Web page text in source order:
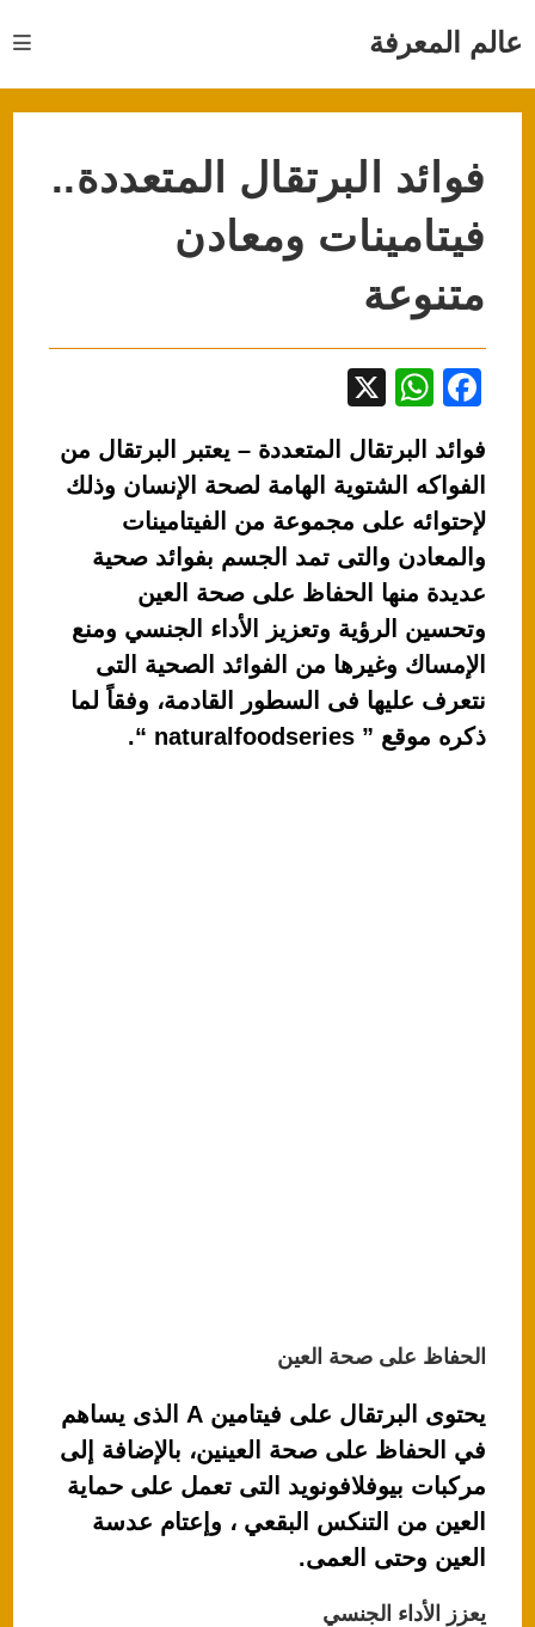
عالم المعرفة
فوائد البرتقال المتعددة..
فيتامينات ومعادن
متنوعة
F
c
e
b
o
o
k
W
at
s
A
p
p
فوائد البرتقال المتعددة – يعتبر البرتقال من
الفواكه الشتوية الهامة لصحة الإنسان وذلك
لإحتوائه على مجموعة من الفيتامينات
والمعادن والتى تمد الجسم بفوائد صحية
عديدة منها الحفاظ على صحة العين
وتحسين الرؤية وتعزيز الأداء الجنسي ومنع
الإمساك وغيرها من الفوائد الصحية التى
نتعرف عليها فى السطور القادمة، وفقاً لما
ذكره موقع ” naturalfoodseries “.
الحفاظ على صحة العين
يحتوى البرتقال على فيتامين A الذى يساهم
في الحفاظ على صحة العينين، بالإضافة إلى
مركبات بيوفلافونويد التى تعمل على حماية
العين من التنكس البقعي ، وإعتام عدسة
العين وحتى العمى.
يعزز الأداء الجنسي